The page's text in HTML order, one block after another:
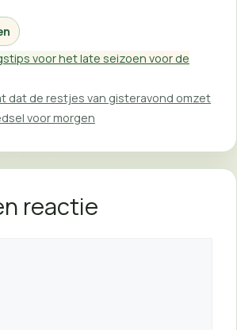
voor het late seizoen voor de
dat de restjes van gisteravond omzet
voor morgen
reactie